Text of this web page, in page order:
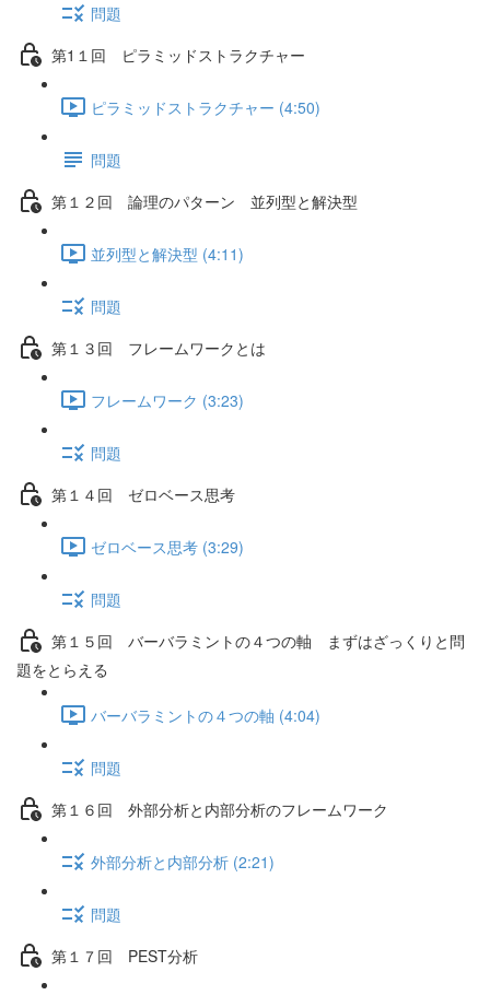
問題
第1１回 ピラミッドストラクチャー
ピラミッドストラクチャー (4:50)
問題
第１２回 論理のパターン 並列型と解決型
並列型と解決型 (4:11)
問題
第１３回 フレームワークとは
フレームワーク (3:23)
問題
第１４回 ゼロベース思考
ゼロベース思考 (3:29)
問題
第１５回 バーバラミントの４つの軸 まずはざっくりと問
題をとらえる
バーバラミントの４つの軸 (4:04)
問題
第１６回 外部分析と内部分析のフレームワーク
外部分析と内部分析 (2:21)
問題
第１７回 PEST分析